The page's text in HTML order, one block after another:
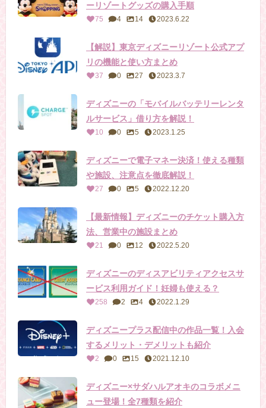
ーリゾートグッズの購入手順
75 4 14 2023.6.22
【解説】東京ディズニーリゾート公式アプ
リの機能と使い方まとめ
37 0 27 2023.3.7
ディズニーの「モバイルバッテリーレンタ
ルサービス」借り方を解説！
10 0 5 2023.1.25
ディズニーで電子マネー決済！使える種類
や施設、注意点を徹底解説！
27 0 5 2022.12.20
【最新情報】ディズニーのチケット購入方
法、営業中の施設まとめ
21 0 12 2022.5.20
ディズニーのディスアビリティアクセスサ
ービス利用ガイド！妊婦も使える？
258 2 4 2022.1.29
ディズニープラス配信中の作品一覧！入会
するメリット・デメリットも紹介
2 0 15 2021.12.10
ディズニー×サダハルアオキのコラボメニ
ュー登場！全7種類を紹介